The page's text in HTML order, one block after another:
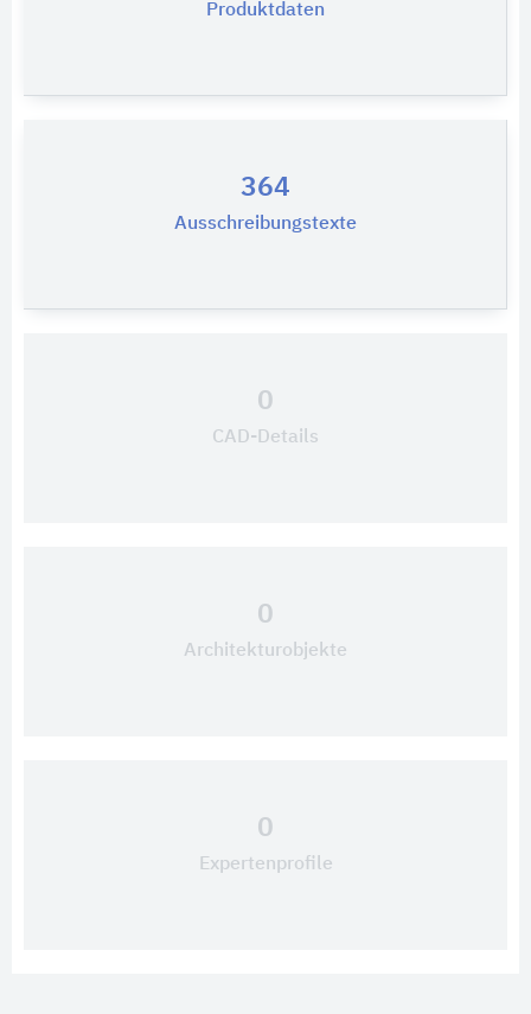
Produktdaten
364
Ausschreibungstexte
0
CAD-Details
0
Architekturobjekte
0
Expertenprofile